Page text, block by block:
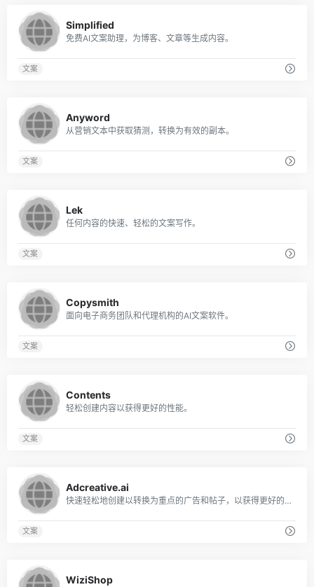
Simplified
免费AI文案助理，为博客、文章等生成内容。
文案
Anyword
从营销文本中获取猜测，转换为有效的副本。
文案
Lek
任何内容的快速、轻松的文案写作。
文案
Copysmith
面向电子商务团队和代理机构的AI文案软件。
文案
Contents
轻松创建内容以获得更好的性能。
文案
Adcreative.ai
快速轻松地创建以转换为重点的广告和帖子，以获得更好的结果。
文案
WiziShop